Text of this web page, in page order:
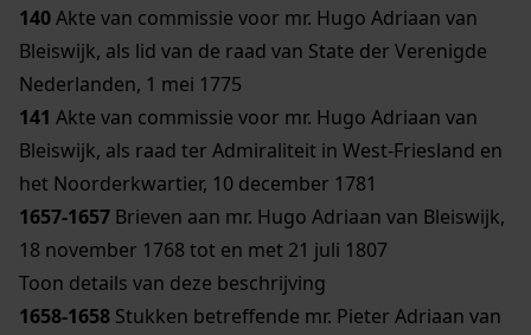
140Akte van commissie voor mr. Hugo Adriaan van
Bleiswijk, als lid van de raad van State der Verenigde
Nederlanden, 1 mei 1775
141 Akte van commissie voor mr. Hugo Adriaan van
Bleiswijk, als raad ter Admiraliteit in West-Friesland en
het Noorderkwartier, 10 december 1781
1657-1657 Brieven aan mr. Hugo Adriaan van Bleiswijk,
18 november 1768 tot en met 21 juli 1807
Toon details van deze beschrijving
1658-1658 Stukken betreffende mr. Pieter Adriaan van